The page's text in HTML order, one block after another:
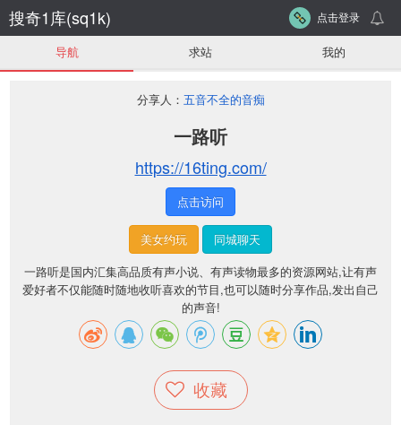
搜奇1库(sq1k) 点击登录
导航 求站 我的
分享人： 五音不全的音痴
一路听
https://16ting.com/
点击访问
美女约玩
同城聊天
一路听是国内汇集高品质有声小说、有声读物最多的资源网站,让有声
爱好者不仅能随时随地收听喜欢的节目,也可以随时分享作品,发出自己
的声音!
收藏